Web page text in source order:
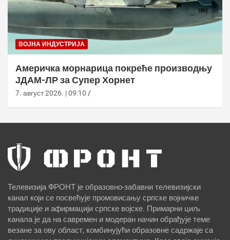
ВОЈНА ИНДУСТРИЈА
Америчка морнарица покреће производњу
ЈДАМ-ЛР за Супер Хорнет
7. август 2026. | 09:10
Телевизија ФРОНТ је образовно-забавни телевизијски
канал који се посвећује промовисању српске војничке
традиције и афирмацији српске војске. Примарни циљ
канала је да на савремен и модеран начин обрађује теме
везане за ову област, комбинујући образовне садржаје са